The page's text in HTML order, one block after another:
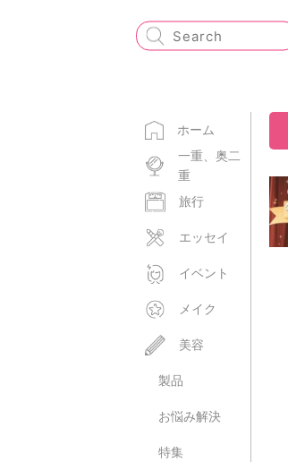
ホーム
一重、奥二
重
旅行
エッセイ
イベント
メイク
美容
製品
お悩み解決
特集